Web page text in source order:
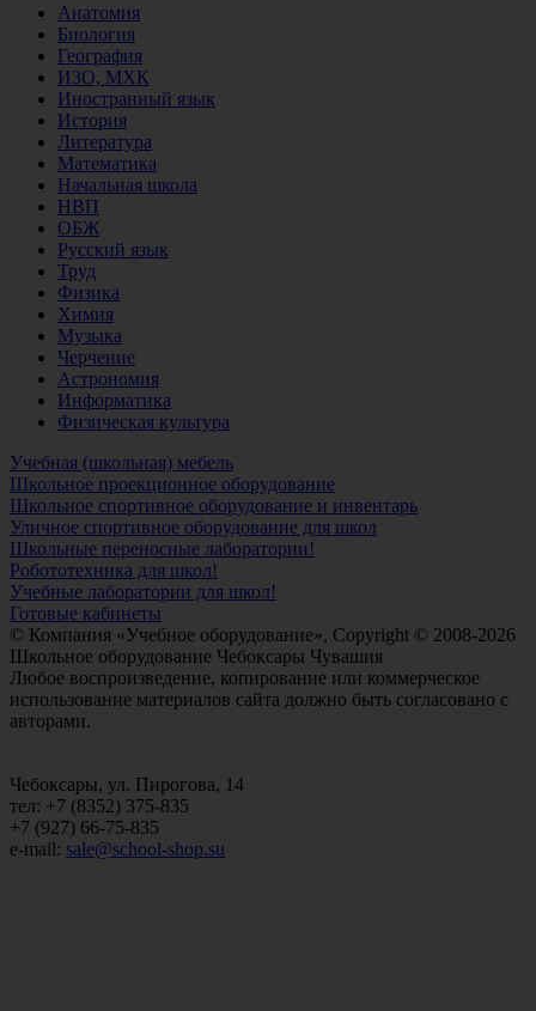
Анатомия
Биология
География
ИЗО, МХК
Иностранный язык
История
Литература
Математика
Начальная школа
НВП
ОБЖ
Русский язык
Труд
Физика
Химия
Музыка
Черчение
Астрономия
Информатика
Физическая культура
Учебная (школьная) мебель
Школьное проекционное оборудование
Школьное спортивное оборудование и инвентарь
Уличное спортивное оборудование для школ
Школьные переносные лаборатории!
Робототехника для школ!
Учебные лаборатории для школ!
Готовые кабинеты
© Компания «Учебное оборудование», Copyright © 2008-2026
Школьное оборудование Чебоксары Чувашия
Любое воспроизведение, копирование или коммерческое
использование материалов сайта должно быть согласовано с
авторами.
Чебоксары, ул. Пирогова, 14
тел: +7 (8352) 375-835
+7 (927) 66-75-835
e-mail: sale@school-shop.su